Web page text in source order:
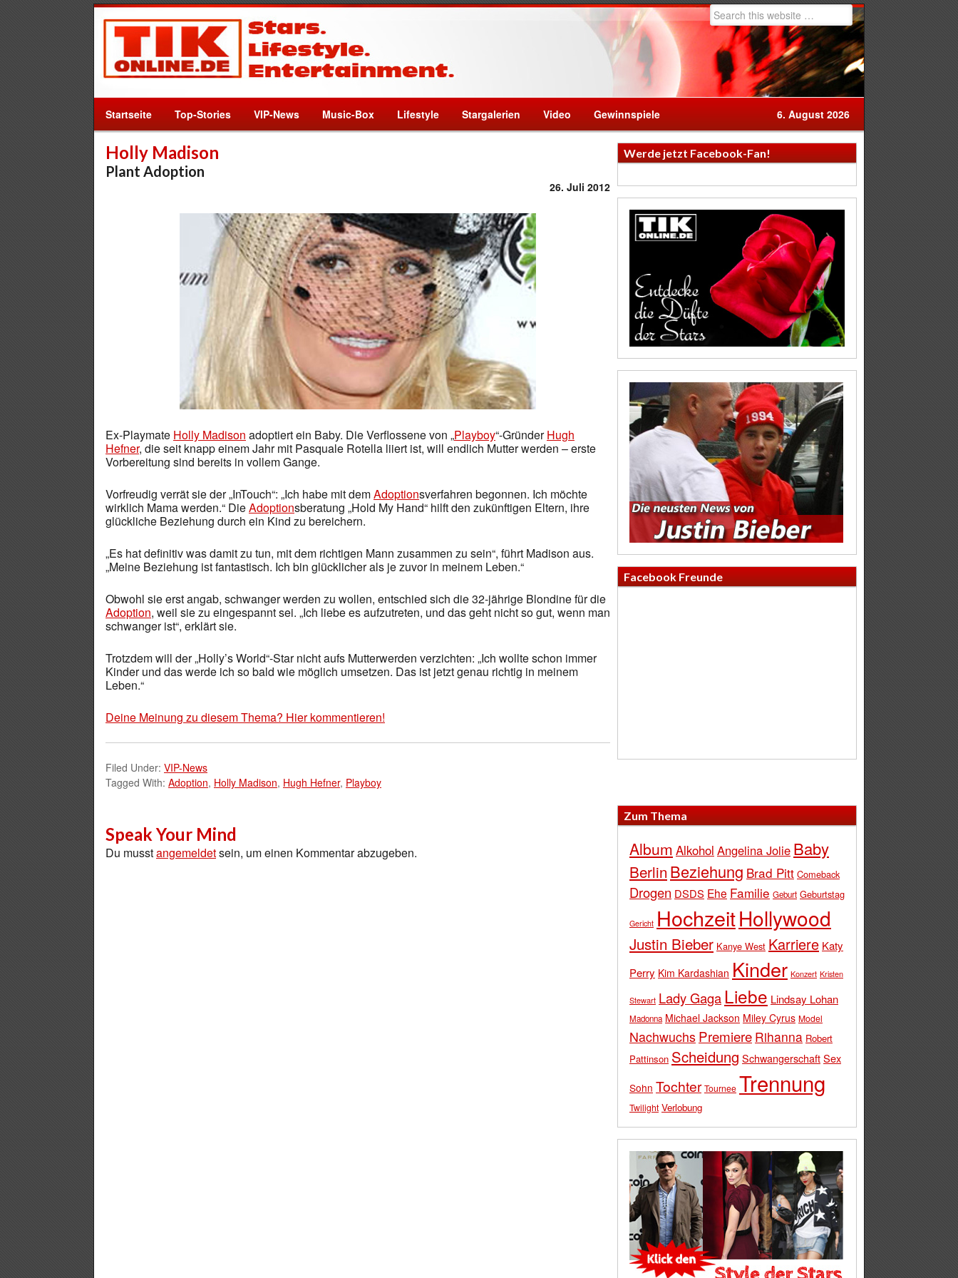
Startseite Top-Stories VIP-News Music-Box Lifestyle Stargalerien Video Gewinnspiele 6. August 2026
Holly Madison
Plant Adoption
26. Juli 2012
Ex-Playmate Holly Madison adoptiert ein Baby. Die Verflossene von „Playboy“-GründerHugh
Hefner, die seit knapp einem Jahr mit Pasquale Rotella liiert ist, will endlich Mutter werden – erste
Vorbereitung sind bereits in vollem Gange.
Vorfreudig verrät sie der „InTouch“: „Ich habe mit demAdoptionsverfahren begonnen. Ich möchte
wirklich Mama werden.“ DieAdoptionsberatung „Hold My Hand“ hilft den zukünftigen Eltern, ihre
glückliche Beziehung durch ein Kind zu bereichern.
„Es hat definitiv was damit zu tun, mit dem richtigen Mann zusammen zu sein“, führt Madison aus.
„Meine Beziehung ist fantastisch. Ich bin glücklicher als je zuvor in meinem Leben.“
Obwohl sie erst angab, schwanger werden zu wollen, entschied sich die 32-jährige Blondine für die
Adoption, weil sie zu eingespannt sei. „Ich liebe es aufzutreten, und das geht nicht so gut, wenn man
schwanger ist“, erklärt sie.
Trotzdem will der „Holly’s World“-Star nicht aufs Mutterwerden verzichten: „Ich wollte schon immer
Kinder und das werde ich so bald wie möglich umsetzen. Das ist jetzt genau richtig in meinem
Leben.“
Deine Meinung zu diesem Thema? Hier kommentieren!
Filed Under: VIP-News
Tagged With: Adoption, Holly Madison, Hugh Hefner, Playboy
Speak Your Mind
Du musstangemeldetsein, um einen Kommentar abzugeben.
Werde jetzt Facebook-Fan!
Facebook Freunde
Zum Thema
Album Alkohol Angelina Jolie Baby
Berlin Beziehung Brad Pitt Comeback
Drogen DSDS Ehe Familie Geburt Geburtstag
Gericht HochzeitHollywood
Justin Bieber Kanye West Karriere Katy
Perry Kim Kardashian Kinder Konzert Kristen
Stewart Lady Gaga Liebe Lindsay Lohan
Madonna Michael Jackson Miley Cyrus Model
Nachwuchs Premiere Rihanna Robert
Pattinson Scheidung SchwangerschaftSex
Sohn Tochter Tournee Trennung
Twilight Verlobung